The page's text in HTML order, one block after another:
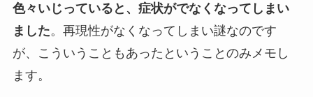
色々いじっていると、症状がでなくなってしまい
ました。再現性がなくなってしまい謎なのです
が、こういうこともあったということのみメモし
ます。